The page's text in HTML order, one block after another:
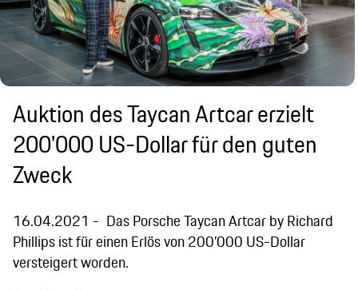
Auktion des Taycan Artcar erzielt
200'000 US-Dollar für den guten
Zweck
16.04.2021
Das Porsche Taycan Artcar by Richard
Phillips ist für einen Erlös von 200’000 US-Dollar
versteigert worden.